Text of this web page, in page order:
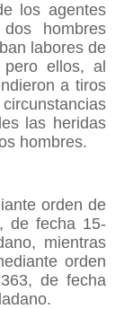
los agentes
hombres
labores de
ellos, al
a tiros
las heridas
hombres.
orden de
de fecha 15-
mientras
orden
de fecha